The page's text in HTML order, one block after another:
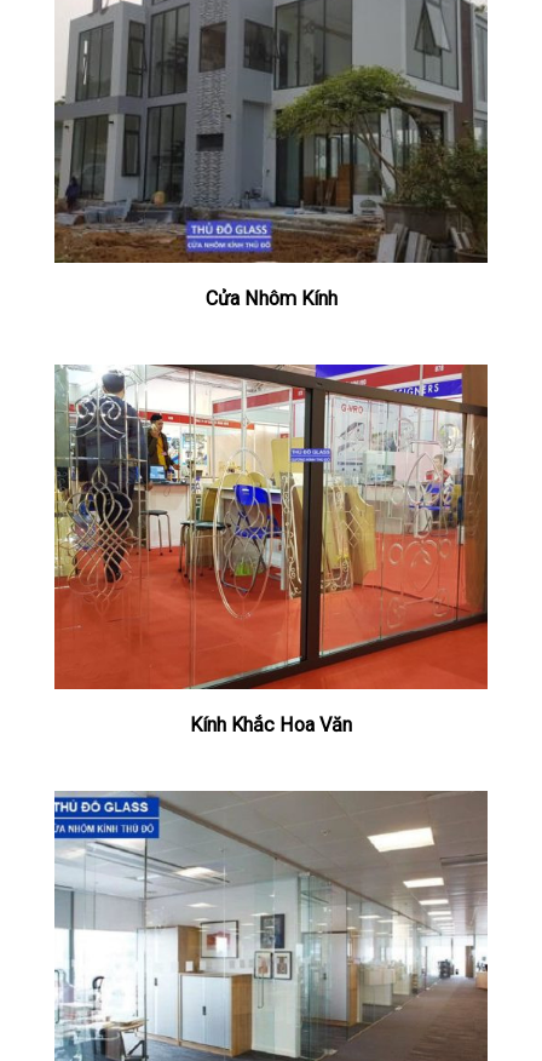
Cửa Nhôm Kính
Kính Khắc Hoa Văn